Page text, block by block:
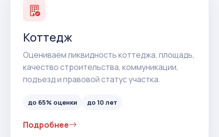
Коттедж
Оцениваем ликвидность коттеджа, площадь,
качество строительства, коммуникации,
подъезд и правовой статус участка.
до 65% оценки до 10 лет
Подробнее